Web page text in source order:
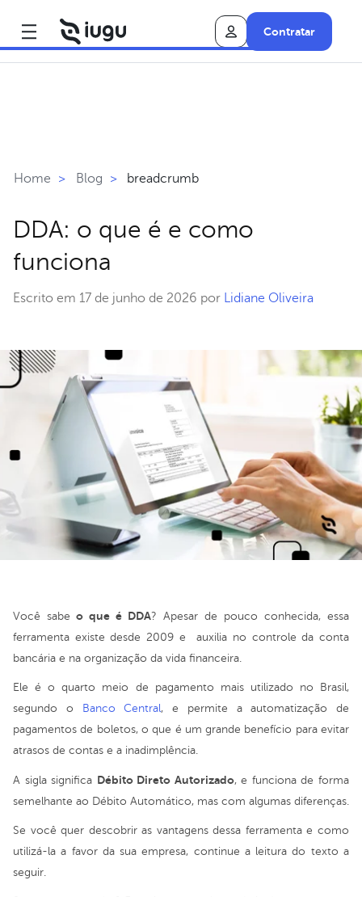
Contratar
Home > Blog > breadcrumb
DDA: o que é e como
funciona
Escrito em 17 de junho de 2026 por Lidiane Oliveira
Você sabe o que é DDA? Apesar de pouco conhecida, essa
ferramenta existe desde 2009 e auxilia no controle da conta
bancária e na organização da vida financeira.
Ele é o quarto meio de pagamento mais utilizado no Brasil,
segundo o
Banco Central, e permite a automatização de
pagamentos de boletos, o que é um grande benefício para evitar
atrasos de contas e a inadimplência.
A sigla significa Débito Direto Autorizado, e funciona de forma
semelhante ao Débito Automático, mas com algumas diferenças.
Se você quer descobrir as vantagens dessa ferramenta e como
utilizá-la a favor da sua empresa, continue a leitura do texto a
seguir.